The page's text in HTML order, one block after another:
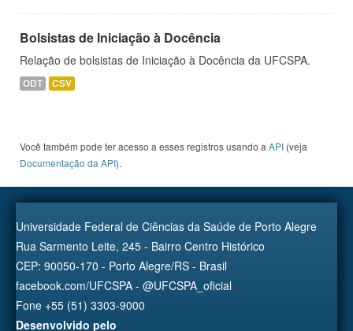
Bolsistas de Iniciação à Docência
Relação de bolsistas de Iniciação à Docência da UFCSPA.
ODT CSV
Você também pode ter acesso a esses registros usando a API (veja
Documentação da API).
Universidade Federal de Ciências da Saúde de Porto Alegre
Rua Sarmento Leite, 245 - Bairro Centro Histórico
CEP: 90050-170 - Porto Alegre/RS - Brasil
facebook.com/UFCSPA - @UFCSPA_oficial
Fone +55 (51) 3303-9000
Desenvolvido pelo